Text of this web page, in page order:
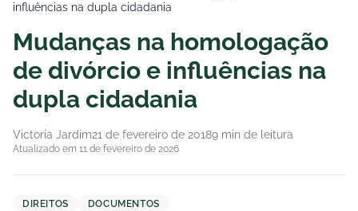
influências na dupla cidadania
Mudanças na homologação
de divórcio e influências na
dupla cidadania
Victoria Jardim21 de fevereiro de 20189 min de leitura
Atualizado em 11 de fevereiro de 2026
DIREITOS DOCUMENTOS